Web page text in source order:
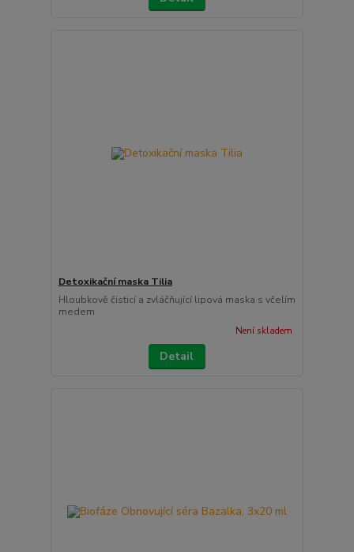
Detoxikační maska Tilia
Hloubkově čisticí a zvláčňující lipová maska s včelím
medem
Není skladem
Detail